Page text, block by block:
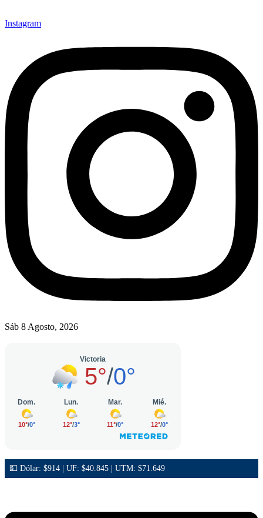
Instagram
Sáb 8 Agosto, 2026
💵 Dólar: $914 | UF: $40.845 | UTM: $71.649